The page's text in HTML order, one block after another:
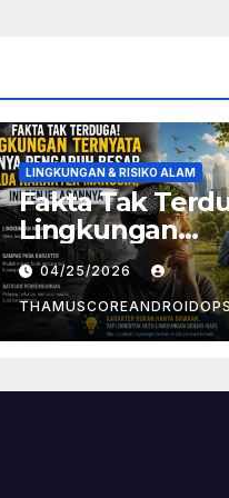
LINGKUNGAN & RISIKO ALAM
Fakta Tak
Lingkungan
Ternyata Punya
Pengaruh
Pada Karakter
Manusia, Ini
04/25/2026